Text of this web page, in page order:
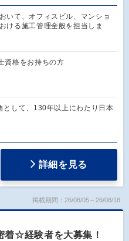
いて、オフィスビル、マンショ
ける施工管理全般を担当しま
資格をお持ちの方
として、130年以上にわたり日本
詳細を見る
掲載期間：26/08/05～26/08/18
着☆経験者を大募集！